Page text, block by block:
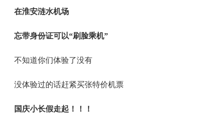
在淮安涟水机场
忘带身份证可以“刷脸乘机”
不知道你们体验了没有
没体验过的话赶紧买张特价机票
国庆小长假走起！！！